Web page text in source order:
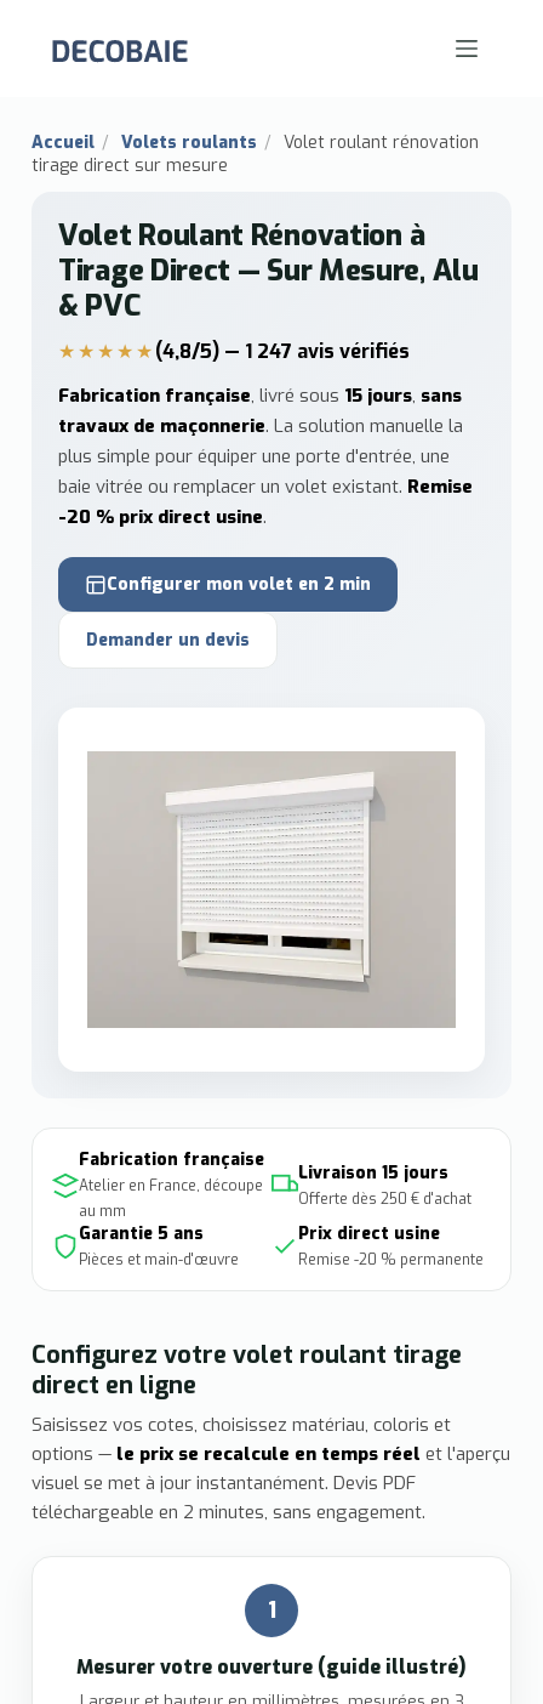
Accueil / Volets roulants / Volet roulant rénovation
tirage direct sur mesure
Volet Roulant Rénovation à
Tirage Direct — Sur Mesure, Alu
& PVC
★★★★★(4,8/5) — 1 247 avis vérifiés
Fabrication française, livré sous 15 jours, sans
travaux de maçonnerie. La solution manuelle la
plus simple pour équiper une porte d'entrée, une
baie vitrée ou remplacer un volet existant. Remise
-20 % prix direct usine.
Configurer mon volet en 2 min
Demander un devis
Fabrication française
Atelier en France, découpe
au mm
Livraison 15 jours
Offerte dès 250 € d'achat
Garantie 5 ans
Pièces et main-d'œuvre
Prix direct usine
Remise -20 % permanente
Configurez votre volet roulant tirage
direct en ligne
Saisissez vos cotes, choisissez matériau, coloris et
options — le prix se recalcule en temps réel et l'aperçu
visuel se met à jour instantanément. Devis PDF
téléchargeable en 2 minutes, sans engagement.
1
Mesurer votre ouverture (guide illustré)